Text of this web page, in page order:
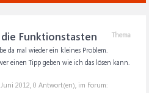
Thema
Funktionstasten
da mal wieder ein kleines Problem.
einen Tipp geben wie ich das lösen kann.
2012, 0 Antwort(en), im Forum: